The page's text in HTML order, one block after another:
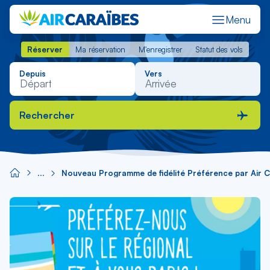
Menu
Réserver Ma réservation M'enregistrer Statut des vols
Réserver Ma réservation M'enregistrer Statut des vols
Depuis Vers
Rechercher
Nouveau Programme de fidélité Préférence par Air